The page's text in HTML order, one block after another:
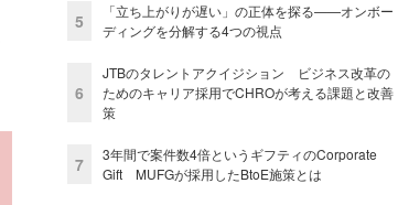
5
「立ち上がりが遅い」の正体を探る——オンボー
ディングを分解する4つの視点
6
JTBのタレントアクイジション ビジネス改革の
ためのキャリア採用でCHROが考える課題と改善
策
7
3年間で案件数4倍というギフティのCorporate
Gift MUFGが採用したBtoE施策とは